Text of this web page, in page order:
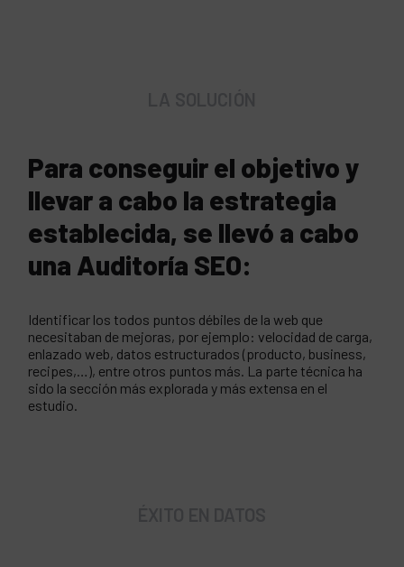
Para conseguir el objetivo y
llevar a cabo la estrategia
establecida, se llevó a cabo
una Auditoría SEO:
Identificar los todos puntos débiles de la web que
necesitaban de mejoras, por ejemplo: velocidad de carga,
enlazado web, datos estructurados (producto, business,
recipes,…), entre otros puntos más. La parte técnica ha
sido la sección más explorada y más extensa en el
estudio.